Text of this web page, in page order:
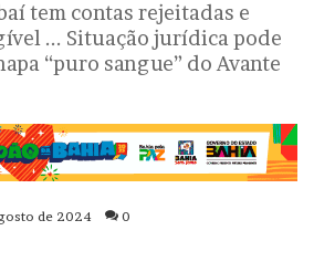
tem contas rejeitadas e
... Situação jurídica pode
“puro sangue” do Avante
de 2024 0